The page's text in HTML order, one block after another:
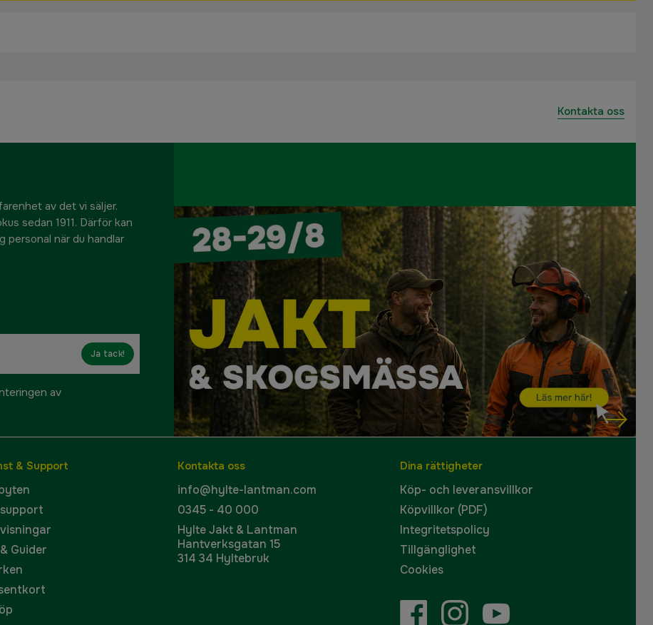
Kontakta oss
av det vi säljer.
sedan 1911. Därför kan
personal när du handlar
Ja tack!
av
& Support
Guider
Kontakta oss
info@hylte-lantman.com
0345 - 40 000
Hylte Jakt & Lantman
Hantverksgatan 15
314 34 Hyltebruk
Dina rättigheter
Köp- och leveransvillkor
Köpvillkor (PDF)
Integritetspolicy
Tillgänglighet
Cookies